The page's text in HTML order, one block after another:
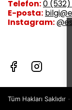
Telefon:0 (532)
E-posta:
Instagram:
Tüm Hakları Saklıdır